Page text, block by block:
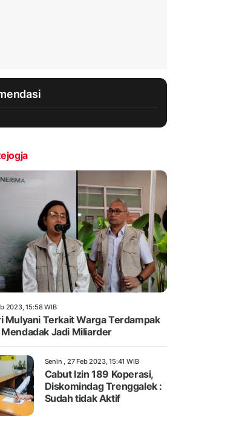
2023, 15:58 WIB
Mulyani Terkait Warga Terdampak
Jadi Miliarder
Senin , 27 Feb 2023, 15:41 WIB
Cabut Izin 189 Koperasi,
Diskomindag Trenggalek :
Sudah tidak Aktif